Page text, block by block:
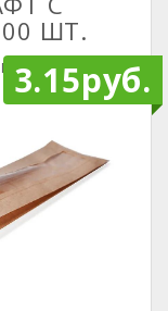
3.15руб.
ШТ.
Mendiley